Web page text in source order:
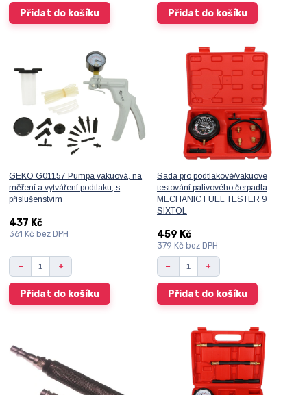
Přidat do košíku Přidat do košíku
GEKO G01157 Pumpa vakuová, na
měření a vytváření podtlaku, s
příslušenstvím
437 Kč
361 Kč bez DPH
Přidat do košíku
Sada pro podtlakové/vakuové
testování palivového čerpadla
MECHANIC FUEL TESTER 9
SIXTOL
459 Kč
379 Kč bez DPH
Přidat do košíku